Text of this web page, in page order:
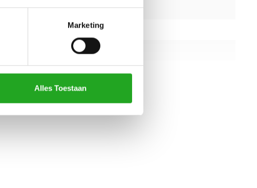
Marketing
Alles Toestaan
zwart of zilver
1220 mm
845 mm
alle specificaties